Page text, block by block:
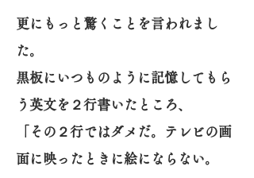
更にもっと驚くことを言われまし
た。
黒板にいつものように記憶してもら
う英文を２行書いたところ、
「その２行ではダメだ。テレビの画
面に映ったときに絵にならない。